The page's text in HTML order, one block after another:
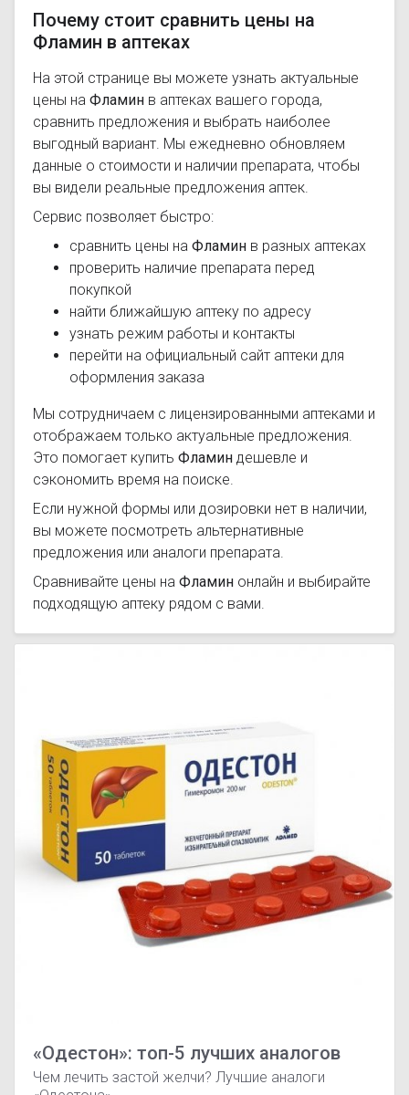
Почему стоит сравнить цены на
Фламин в аптеках
На этой странице вы можете узнать актуальные
цены на Фламин в аптеках вашего города,
сравнить предложения и выбрать наиболее
выгодный вариант. Мы ежедневно обновляем
данные о стоимости и наличии препарата, чтобы
вы видели реальные предложения аптек.
Сервис позволяет быстро:
сравнить цены на Фламин в разных аптеках
проверить наличие препарата перед
покупкой
найти ближайшую аптеку по адресу
узнать режим работы и контакты
перейти на официальный сайт аптеки для
оформления заказа
Мы сотрудничаем с лицензированными аптеками и
отображаем только актуальные предложения.
Это помогает купить Фламин дешевле и
сэкономить время на поиске.
Если нужной формы или дозировки нет в наличии,
вы можете посмотреть альтернативные
предложения или аналоги препарата.
Сравнивайте цены на Фламин онлайн и выбирайте
подходящую аптеку рядом с вами.
«Одестон»: топ-5 лучших аналогов
Чем лечить застой желчи? Лучшие аналоги